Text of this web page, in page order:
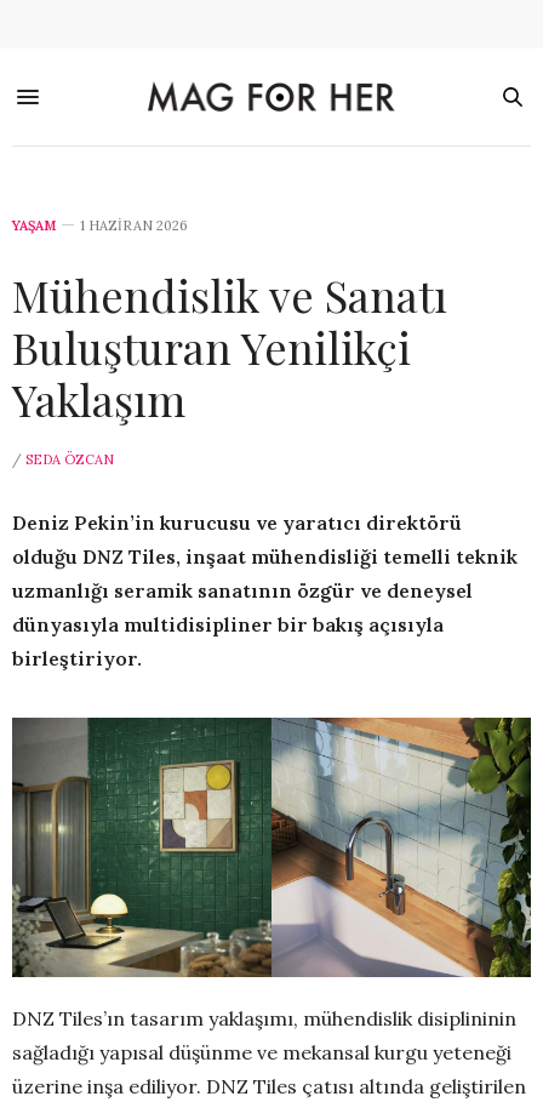
YAŞAM 1 HAZIRAN 2026
Mühendislik ve Sanatı
Buluşturan Yenilikçi
Yaklaşım
/ SEDA ÖZCAN
Deniz Pekin’in kurucusu ve yaratıcı direktörü
olduğu DNZ Tiles, inşaat mühendisliği temelli teknik
uzmanlığı seramik sanatının özgür ve deneysel
dünyasıyla multidisipliner bir bakış açısıyla
birleştiriyor.
DNZ Tiles’ın tasarım yaklaşımı, mühendislik disiplininin
sağladığı yapısal düşünme ve mekansal kurgu yeteneği
üzerine inşa ediliyor. DNZ Tiles çatısı altında geliştirilen